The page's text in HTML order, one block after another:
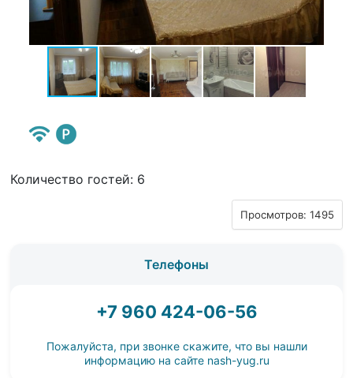
Количество гостей: 6
Просмотров: 1495
Телефоны
+7 960 424-06-56
Пожалуйста, при звонке скажите, что вы нашли
информацию на сайте nash-yug.ru